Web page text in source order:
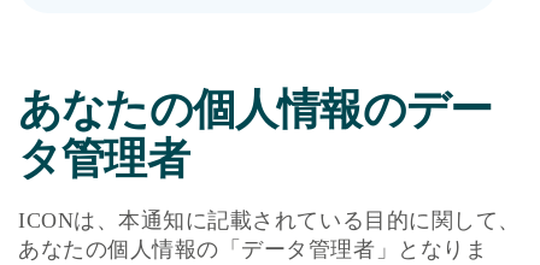
あなたの個人情報のデー
タ管理者
ICONは、本通知に記載されている目的に関して、
あなたの個人情報の「データ管理者」となりま